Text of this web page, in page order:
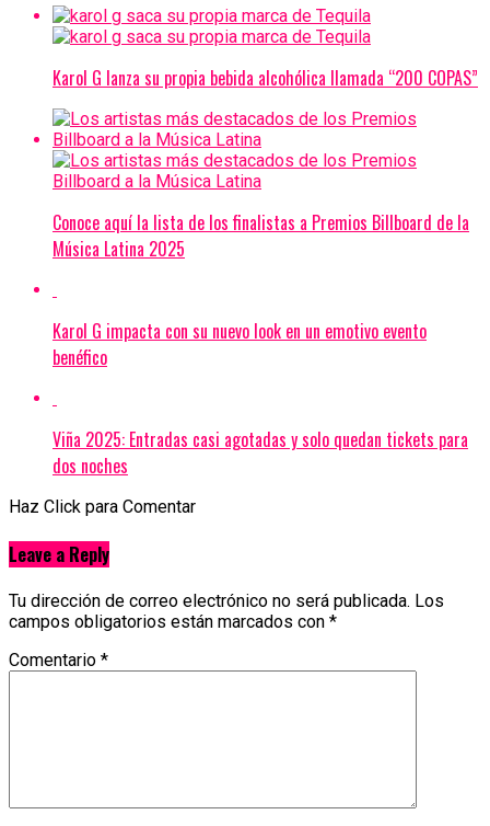
Karol G lanza su propia bebida alcohólica llamada “200 COPAS”
Conoce aquí la lista de los finalistas a Premios Billboard de la
Música Latina 2025
Karol G impacta con su nuevo look en un emotivo evento
benéfico
Viña 2025: Entradas casi agotadas y solo quedan tickets para
dos noches
Haz Click para Comentar
Leave a Reply
Tu dirección de correo electrónico no será publicada. Los
campos obligatorios están marcados con *
Comentario *